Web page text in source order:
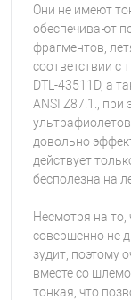
Они не имеют
обеспечивают
фрагментов,
соответствии с
DTL-43511D, а
ANSI Z87.1.,
довольно
действует
бесполезна на
Несмотря на то,
совершенно не
зудит, поэтому
вместе со
тонкая, что